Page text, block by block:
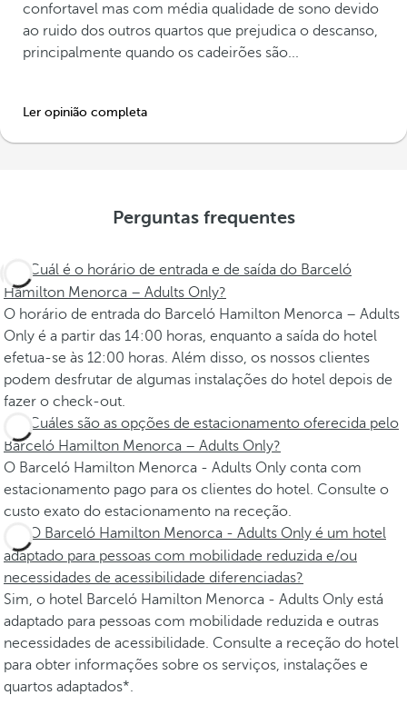
confortavel mas com média qualidade de sono devido
ao ruido dos outros quartos que prejudica o descanso,
principalmente quando os cadeirões são...
Ler opinião completa
Perguntas frequentes
Cuál é o horário de entrada e de saída do Barceló
Hamilton Menorca – Adults Only?
O horário de entrada do Barceló Hamilton Menorca – Adults
Only é a partir das 14:00 horas, enquanto a saída do hotel
efetua-se às 12:00 horas. Além disso, os nossos clientes
podem desfrutar de algumas instalações do hotel depois de
fazer o check-out.
Cuáles são as opções de estacionamento oferecida pelo
Barceló Hamilton Menorca – Adults Only?
O Barceló Hamilton Menorca - Adults Only conta com
estacionamento pago para os clientes do hotel. Consulte o
custo exato do estacionamento na receção.
O Barceló Hamilton Menorca - Adults Only é um hotel
adaptado para pessoas com mobilidade reduzida e/ou
necessidades de acessibilidade diferenciadas?
Sim, o hotel Barceló Hamilton Menorca - Adults Only está
adaptado para pessoas com mobilidade reduzida e outras
necessidades de acessibilidade. Consulte a receção do hotel
para obter informações sobre os serviços, instalações e
quartos adaptados*.